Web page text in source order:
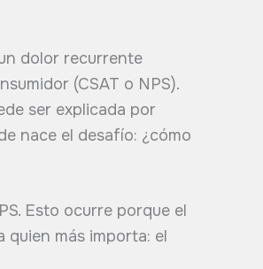
dolor recurrente
(CSAT o NPS).
ser explicada por
nace el desafío: ¿cómo
Esto ocurre porque el
quien más importa: el